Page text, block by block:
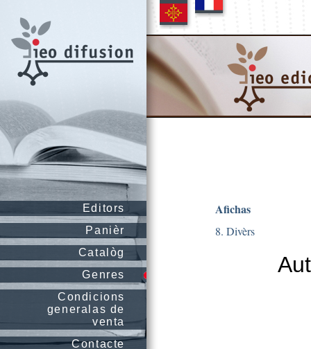
Editors
Panièr
Catalòg
Genres
Condicions
generalas de
venta
Contacte
Afichas
8. Divèrs